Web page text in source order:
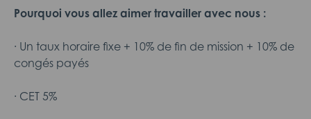
Pourquoi vous allez aimer travailler avec nous :
· Un taux horaire fixe + 10% de fin de mission + 10% de
congés payés
· CET 5%